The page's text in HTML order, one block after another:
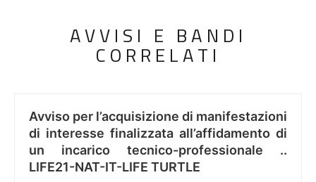
AVVISI E BANDI
CORRELATI
Avviso per l’acquisizione di manifestazioni
di interesse finalizzata all’affidamento di
un incarico tecnico-professionale ..
LIFE21-NAT-IT-LIFE TURTLE